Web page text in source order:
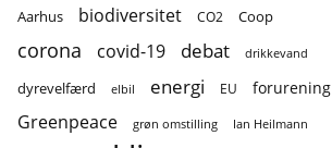
Aarhus biodiversitet CO2 Coop
corona covid-19 debat drikkevand
dyrevelfærd elbil energi EU forurening
Greenpeace grøn omstilling Ian Heilmann